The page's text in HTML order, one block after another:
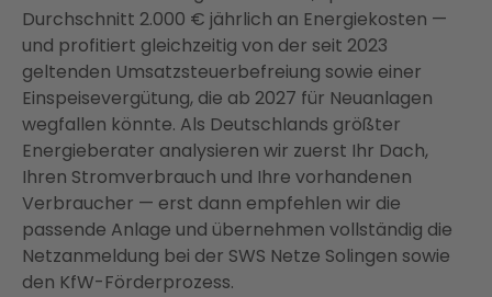
Denkmalschutz und Baurecht in Solingen
Warum Solinger Hausbesitzer auf einen Full-
Service-Anbieter setzen
Fazit: Photovoltaik in Solingen — jetzt ist der
richtige Zeitpunkt
FAQ
Durchschnitt 2.000 € jährlich an Energiekosten —
und profitiert gleichzeitig von der seit 2023
geltenden Umsatzsteuerbefreiung sowie einer
Einspeisevergütung, die ab 2027 für Neuanlagen
wegfallen könnte. Als Deutschlands größter
Energieberater analysieren wir zuerst Ihr Dach,
Ihren Stromverbrauch und Ihre vorhandenen
Verbraucher — erst dann empfehlen wir die
passende Anlage und übernehmen vollständig die
Netzanmeldung bei der SWS Netze Solingen sowie
den KfW-Förderprozess.